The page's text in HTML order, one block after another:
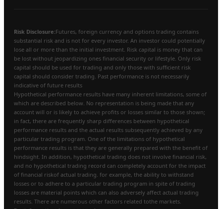
Risk Disclosure:Futures, foreign currency and options trading contains
substantial risk and is not for every investor. An investor could potentially
lose all or more than the initial investment. Risk capital is money that can
be lost without jeopardizing ones financial security or lifestyle. Only risk
capital should be used for trading and only those with sufficient risk
capital should consider trading. Past performance is not necessarily
indicative of future results
Hypothetical performance results have many inherent limitations, some of
which are described below. No representation is being made that any
account will or is likely to achieve profits or losses similar to those shown;
in fact, there are frequently sharp differences between hypothetical
performance results and the actual results subsequently achieved by any
particular trading program. One of the limitations of hypothetical
performance results is that they are generally prepared with the benefit of
hindsight. In addition, hypothetical trading does not involve financial risk,
and no hypothetical trading record can completely account for the impact
of financial riskof actual trading. for example, the ability to withstand
losses or to adhere to a particular trading program in spite of trading
losses are material points which can also adversely affect actual trading
results. There are numerous other factors related tothe markets.